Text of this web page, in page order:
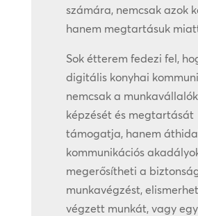
számára, nemcsak azok
hanem megtartásuk
Sok étterem fedezi fel,
digitális konyhai
nemcsak a munkavállalók
képzését és megtartását
támogatja, hanem
kommunikációs
megerősítheti a
munkavégzést,
végzett munkát, vagy